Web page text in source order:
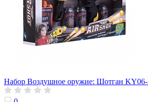
Набор Воздушное оружие: Шотган